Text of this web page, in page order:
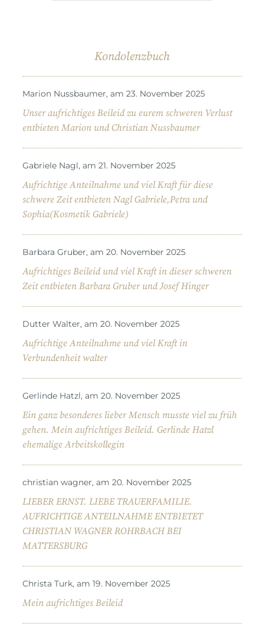
Kondolenzbuch
Marion Nussbaumer, am 23. November 2025
Unser aufrichtiges Beileid zu eurem schweren Verlust
entbieten Marion und Christian Nussbaumer
Gabriele Nagl, am 21. November 2025
Aufrichtige Anteilnahme und viel Kraft für diese
schwere Zeit entbieten Nagl Gabriele,Petra und
Sophia(Kosmetik Gabriele)
Barbara Gruber, am 20. November 2025
Aufrichtiges Beileid und viel Kraft in dieser schweren
Zeit entbieten Barbara Gruber und Josef Hinger
Dutter Walter, am 20. November 2025
Aufrichtige Anteilnahme und viel Kraft in
Verbundenheit walter
Gerlinde Hatzl, am 20. November 2025
Ein ganz besonderes lieber Mensch musste viel zu früh
gehen. Mein aufrichtiges Beileid. Gerlinde Hatzl
ehemalige Arbeitskollegin
christian wagner, am 20. November 2025
LIEBER ERNST. LIEBE TRAUERFAMILIE.
AUFRICHTIGE ANTEILNAHME ENTBIETET
CHRISTIAN WAGNER ROHRBACH BEI
MATTERSBURG
Christa Turk, am 19. November 2025
Mein aufrichtiges Beileid